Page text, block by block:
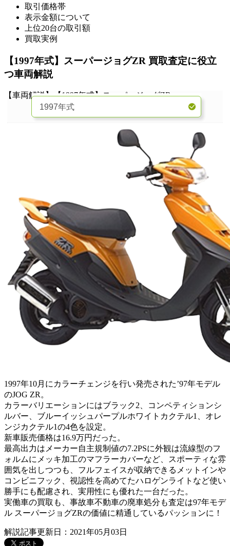
取引価格帯
表示金額について
上位20台の取引額
買取実例
【1997年式】スーパージョグZR 買取査定に役立
つ車両解説
【車両解説】【1997年式】スーパージョグZR
1997年10月にカラーチェンジを行い発売された’97年モデル
のJOG ZR。
カラーバリエーションにはブラック2、コンペティションシ
ルバー、ブルーイッシュパープルホワイトカクテル1、オレ
ンジカクテル1の4色を設定。
新車販売価格は16.9万円だった。
最高出力はメーカー自主規制値の7.2PSに外観は流線型のフ
ォルムにメッキ加工のマフラーカバーなど、スポーティな雰
囲気を出しつつも、フルフェイスが収納できるメットインや
コンビニフック、視認性を高めてたハロゲンライトなど使い
勝手にも配慮され、実用性にも優れた一台だった。
実働車の買取も、事故車不動車の廃車処分も査定は97年モデ
ル スーパージョグZRの価値に精通しているパッションに！
解説記事更新日：2021年05月03日